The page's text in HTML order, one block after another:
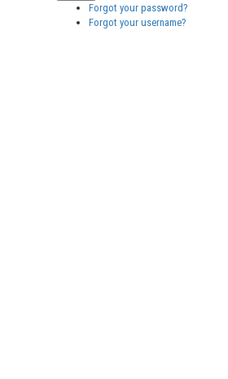
Forgot your password?
Forgot your username?